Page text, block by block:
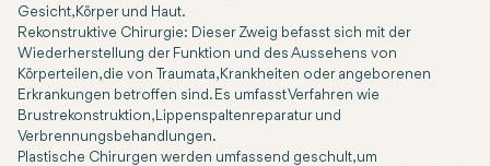
Gesicht, Körper und Haut.
Rekonstruktive Chirurgie: Dieser Zweig befasst sich mit der
Wiederherstellung der Funktion und des Aussehens von
Körperteilen, die von Traumata, Krankheiten oder angeborenen
Erkrankungen betroffen sind. Es umfasst Verfahren wie
Brustrekonstruktion, Lippenspaltenreparatur und
Verbrennungsbehandlungen.
Plastische Chirurgen werden umfassend geschult, um